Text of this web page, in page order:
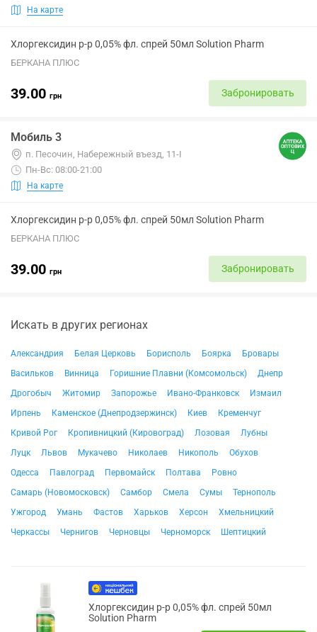
На карте
Хлоргексидин р-р 0,05% фл. спрей 50мл Solution Pharm
БЕРКАНА ПЛЮС
39.00 грн Забронировать
Мобиль 3
п. Песочин, Набережный въезд, 11-І
Пн-Вс: 08:00-21:00
На карте
Хлоргексидин р-р 0,05% фл. спрей 50мл Solution Pharm
БЕРКАНА ПЛЮС
39.00 грн Забронировать
Искать в других регионах
Александрия Белая Церковь Борисполь Боярка
Бровары
Васильков
Винница Горишние Плавни (Комсомольск)
Днепр
Дрогобыч
Житомир Запорожье Ивано-Франковск
Измаил
Ирпень
Каменское (Днепродзержинск) Киев
Кременчуг
Кривой Рог
Кропивницкий (Кировоград) Лозовая
Лубны
Луцк
Львов Мукачево Николаев Никополь
Обухов
Одесса
Павлоград Первомайск Полтава
Ровно
Самарь (Новомосковск)
Самбор Смела Сумы
Тернополь
Ужгород
Умань Фастов Харьков Херсон
Хмельницкий
Черкассы
Чернигов Черновцы Черноморск Шептицкий
Хлоргексидин р-р 0,05% фл. спрей 50мл
Solution Pharm